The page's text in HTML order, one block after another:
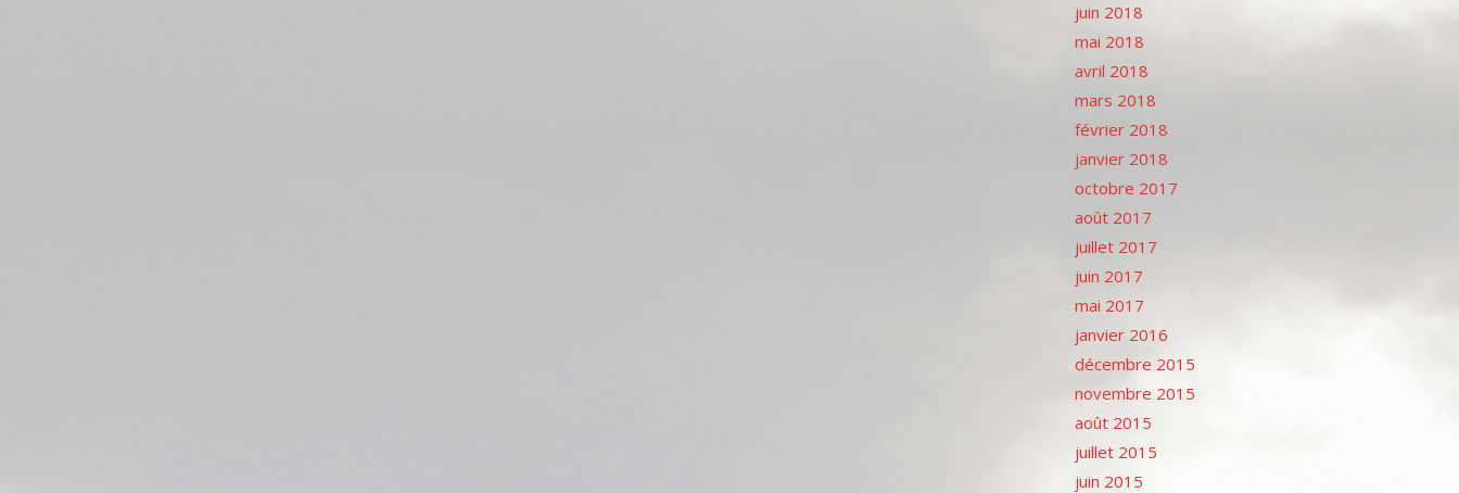
juin 2018
mai 2018
avril 2018
mars 2018
février 2018
janvier 2018
octobre 2017
août 2017
juillet 2017
juin 2017
mai 2017
janvier 2016
décembre 2015
novembre 2015
août 2015
juillet 2015
juin 2015